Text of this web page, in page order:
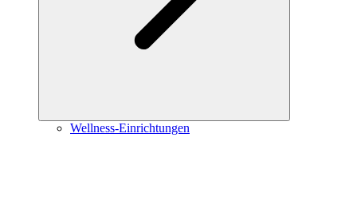
Wellness-Einrichtungen